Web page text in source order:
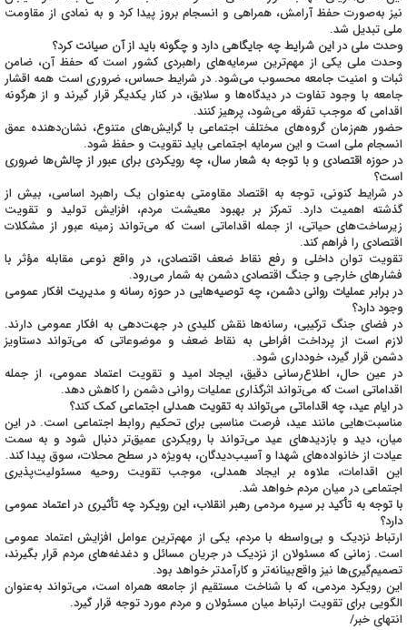
نیز به‌صورت حفظ آرامش، همراهی و انسجام بروز پیدا کرد و به نمادی از مقاومت
ملی تبدیل شد.
وحدت ملی در این شرایط چه جایگاهی دارد و چگونه باید از آن صیانت کرد؟
وحدت ملی یکی از مهم‌ترین سرمایه‌های راهبردی کشور است که حفظ آن، ضامن
ثبات و امنیت جامعه محسوب می‌شود. در شرایط حساس، ضروری است همه اقشار
جامعه با وجود تفاوت در دیدگاه‌ها و سلایق، در کنار یکدیگر قرار گیرند و از هرگونه
اقدامی که موجب تفرقه می‌شود، پرهیز کنند.
حضور هم‌زمان گروه‌های مختلف اجتماعی با گرایش‌های متنوع، نشان‌دهنده عمق
انسجام ملی است و این سرمایه اجتماعی باید تقویت و حفظ شود.
در حوزه اقتصادی و با توجه به شعار سال، چه رویکردی برای عبور از چالش‌ها ضروری
است؟
در شرایط کنونی، توجه به اقتصاد مقاومتی به‌عنوان یک راهبرد اساسی، بیش از
گذشته اهمیت دارد. تمرکز بر بهبود معیشت مردم، افزایش تولید و تقویت
زیرساخت‌های حیاتی، از جمله اقداماتی است که می‌تواند زمینه عبور از مشکلات
اقتصادی را فراهم کند.
تقویت توان داخلی و رفع نقاط ضعف اقتصادی، در واقع نوعی مقابله مؤثر با
فشارهای خارجی و جنگ اقتصادی دشمن به شمار می‌رود.
در برابر عملیات روانی دشمن، چه توصیه‌هایی در حوزه رسانه و مدیریت افکار عمومی
وجود دارد؟
در فضای جنگ ترکیبی، رسانه‌ها نقش کلیدی در جهت‌دهی به افکار عمومی دارند.
لازم است از پرداخت افراطی به نقاط ضعف و موضوعاتی که می‌تواند دستاویز
دشمن قرار گیرد، خودداری شود.
در عین حال، اطلاع‌رسانی دقیق، ایجاد امید و تقویت اعتماد عمومی، از جمله
اقداماتی است که می‌تواند اثرگذاری عملیات روانی دشمن را کاهش دهد.
در ایام عید، چه اقداماتی می‌تواند به تقویت همدلی اجتماعی کمک کند؟
مناسبت‌هایی مانند عید، فرصت مناسبی برای تحکیم روابط اجتماعی است. در این
میان، دید و بازدیدهای عید می‌تواند با رویکردی عمیق‌تر دنبال شود و به سمت
عیادت از خانواده‌های شهدا و آسیب‌دیدگان، به‌ویژه در سطح محلات، سوق پیدا کند.
این اقدامات، علاوه بر ایجاد همدلی، موجب تقویت روحیه مسئولیت‌پذیری
اجتماعی در میان مردم خواهد شد.
با توجه به تأکید بر سیره مردمی رهبر انقلاب، این رویکرد چه تأثیری در اعتماد عمومی
دارد؟
ارتباط نزدیک و بی‌واسطه با مردم، یکی از مهم‌ترین عوامل افزایش اعتماد عمومی
است. زمانی که مسئولان از نزدیک در جریان مسائل و دغدغه‌های مردم قرار بگیرند،
تصمیم‌گیری‌ها نیز واقع‌بینانه‌تر و کارآمدتر خواهد بود.
این رویکرد مردمی، که با شناخت مستقیم از جامعه همراه است، می‌تواند به‌عنوان
الگویی برای تقویت ارتباط میان مسئولان و مردم مورد توجه قرار گیرد.
انتهای خبر/